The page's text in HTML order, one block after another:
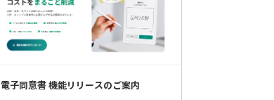
電子同意書 機能リリースのご案内